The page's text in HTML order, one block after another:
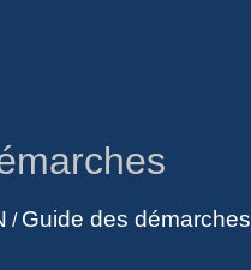
/ Guide des démarches